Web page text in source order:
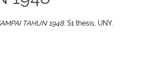
TAHUN 1948. S1 thesis, UNY.